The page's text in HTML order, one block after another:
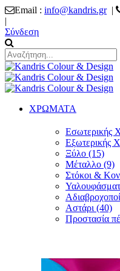
Email : info@kandris.gr|
|
Σύνδεση
ΧΡΩΜΑΤΑ
Εσωτερικής
Εξωτερικής
Ξύλο (15)
Μέταλλο (9)
Στόκοι &
Αστάρι (40)
Προστασία